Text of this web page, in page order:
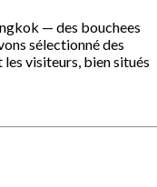
— des bouchees
sélectionné des
visiteurs, bien situés